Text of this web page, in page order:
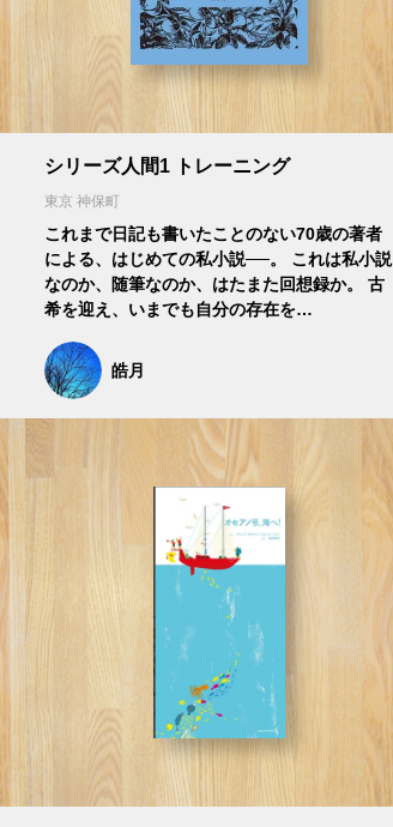
シリーズ人間1 トレーニング
東京 神保町
これまで日記も書いたことのない70歳の著者
による、はじめての私小説──。 これは私小説
なのか、随筆なのか、はたまた回想録か。 古
希を迎え、いまでも自分の存在を…
皓月